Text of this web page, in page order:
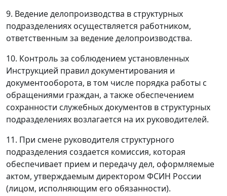
9. Ведение делопроизводства в структурных
подразделениях осуществляется работником,
ответственным за ведение делопроизводства.
10. Контроль за соблюдением установленных
Инструкцией правил документирования и
документооборота, в том числе порядка работы с
обращениями граждан, а также обеспечением
сохранности служебных документов в структурных
подразделениях возлагается на их руководителей.
11. При смене руководителя структурного
подразделения создается комиссия, которая
обеспечивает прием и передачу дел, оформляемые
актом, утверждаемым директором ФСИН России
(лицом, исполняющим его обязанности).